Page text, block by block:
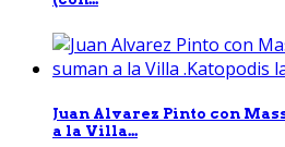
Juan Alvarez Pinto con
a la Villa...